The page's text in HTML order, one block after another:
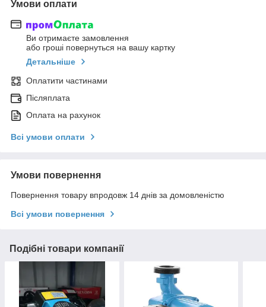
Умови оплати
Ви отримаєте замовлення
або гроші повернуться на вашу картку
Детальніше
Оплатити частинами
Післяплата
Оплата на рахунок
Всі умови оплати
Умови повернення
Повернення товару впродовж 14 днів за домовленістю
Всі умови повернення
Подібні товари компанії